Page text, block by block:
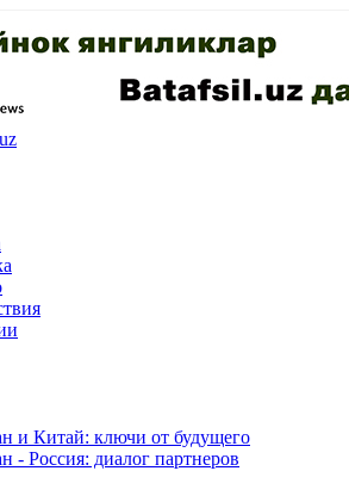
и Китай: ключи от будущего
- Россия: диалог партнеров